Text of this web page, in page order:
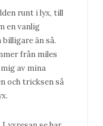
runt i lyx, till
en vanlig
än så.
från miles
av mina
och tricksen så